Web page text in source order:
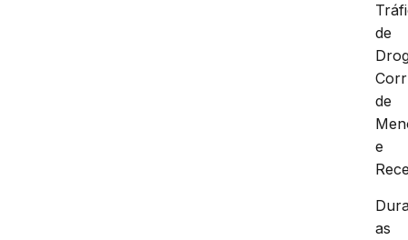
de
de
e
as